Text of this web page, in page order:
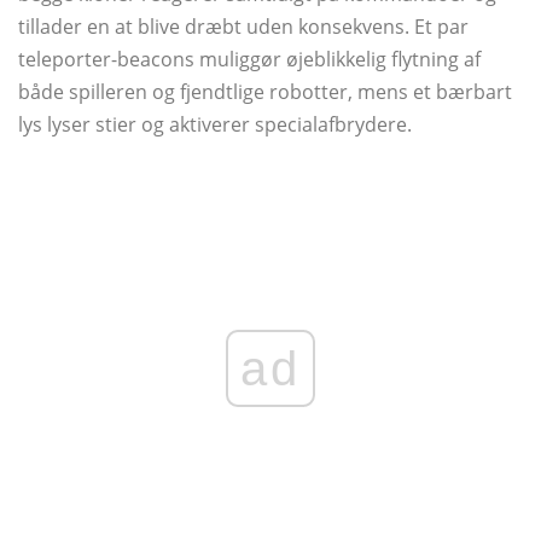
tillader en at blive dræbt uden konsekvens. Et par
teleporter-beacons muliggør øjeblikkelig flytning af
både spilleren og fjendtlige robotter, mens et bærbart
lys lyser stier og aktiverer specialafbrydere.
ad